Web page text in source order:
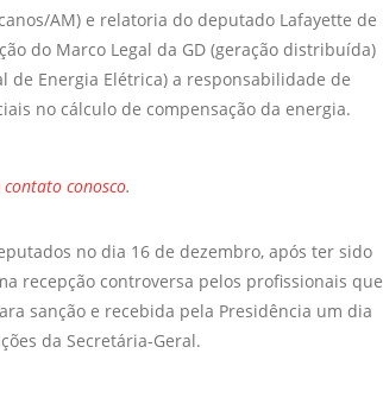
AM) e relatoria do deputado Lafayette de
do Marco Legal da GD (geração distribuída)
de Energia Elétrica) a responsabilidade de
no cálculo de compensação da energia.
contato conosco.
no dia 16 de dezembro, após ter sido
recepção controversa pelos profissionais que
sanção e recebida pela Presidência um dia
da Secretária-Geral.